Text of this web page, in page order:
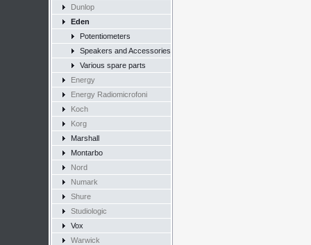
Dunlop
Eden
Potentiometers
Speakers and Accessories
Various spare parts
Energy
Energy Radiomicrofoni
Koch
Korg
Marshall
Montarbo
Nord
Numark
Shure
Studiologic
Vox
Warwick